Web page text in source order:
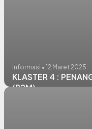
Informasi • 12 Maret 2025
KLASTER 4 :
(P2M)